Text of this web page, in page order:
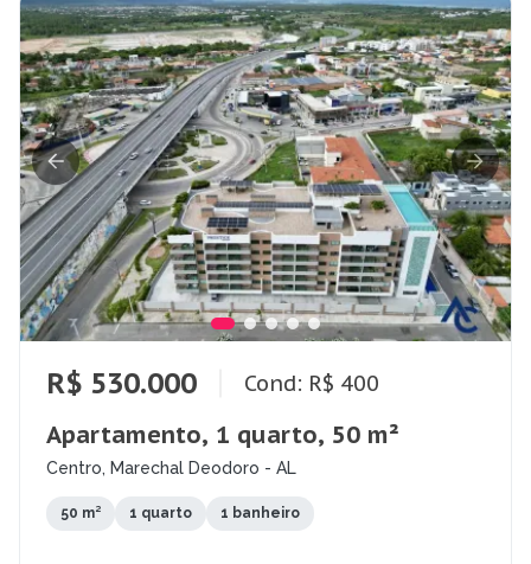
R$ 530.000 Cond: R$ 400
Apartamento, 1 quarto, 50 m²
Centro, Marechal Deodoro - AL
50 m² 1 quarto 1 banheiro